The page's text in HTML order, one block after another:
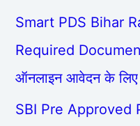
Smart PDS Bihar
Required
ऑनलाइन आवेदन के लिए
SBI Pre Approved